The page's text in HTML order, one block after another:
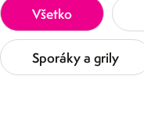
Všetko
Sporáky a grily